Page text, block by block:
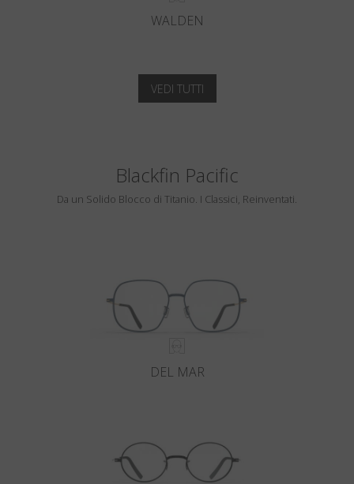
WALDEN
VEDI TUTTI
Blackfin Pacific
Da un Solido Blocco di Titanio. I Classici, Reinventati.
DEL MAR